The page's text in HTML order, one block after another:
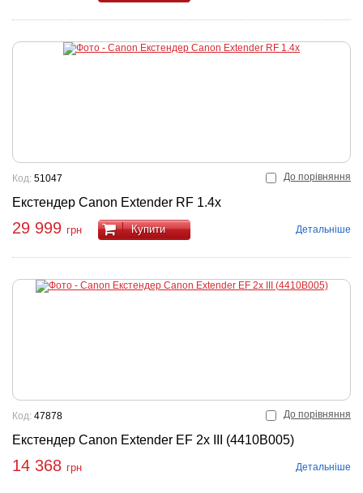
До порівняння
Екстендер Canon Extender RF 1.4x
Код: 51047
29 999 грн Купити Детальніше
До порівняння
Екстендер Canon Extender EF 2x III (4410B005)
Код: 47878
14 368 грн Детальніше